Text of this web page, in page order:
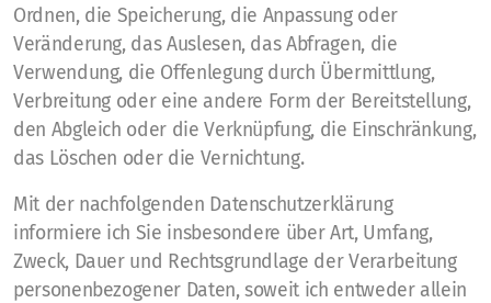
Ordnen, die Speicherung, die Anpassung oder
Veränderung, das Auslesen, das Abfragen, die
Verwendung, die Offenlegung durch Übermittlung,
Verbreitung oder eine andere Form der Bereitstellung,
den Abgleich oder die Verknüpfung, die Einschränkung,
das Löschen oder die Vernichtung.
Mit der nachfolgenden Datenschutzerklärung
informiere ich Sie insbesondere über Art, Umfang,
Zweck, Dauer und Rechtsgrundlage der Verarbeitung
personenbezogener Daten, soweit ich entweder allein